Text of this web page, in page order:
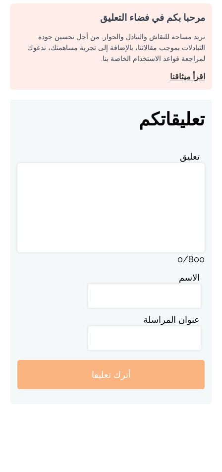
مرحبا بكم في فضاء التعليق
نريد مساحة للنقاش والتبادل والحوار. من أجل تحسين جودة
التبادلات بموجب مقالاتنا، بالإضافة إلى تجربة مساهمتك، ندعوك
لمراجعة قواعد الاستخدام الخاصة بنا.
اقرأ ميثاقنا
تعليقاتكم
تعليق
0/800
الاسم
عنوان المراسلة
أترك تعليقا